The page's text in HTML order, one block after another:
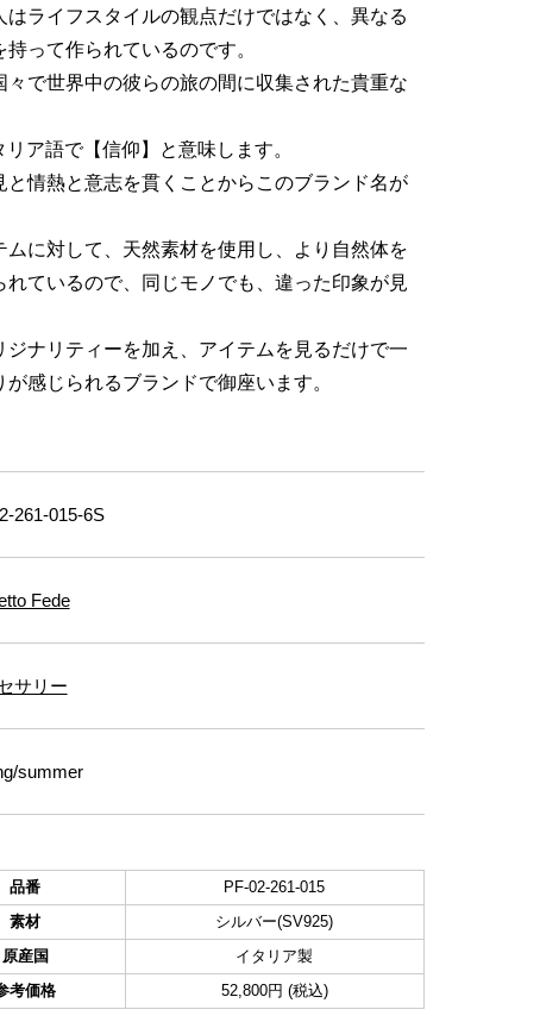
ライフスタイルの観点だけではなく、異なる
って作られているのです。
々で世界中の彼らの旅の間に収集された貴重な
ア語で【信仰】と意味します。
と情熱と意志を貫くことからこのブランド名が
ムに対して、天然素材を使用し、より自然体を
れているので、同じモノでも、違った印象が見
ジナリティーを加え、アイテムを見るだけで一
感じられるブランドで御座います。
261-015-6S
Fede
サリー
summer
品番
PF-02-261-015
素材
シルバー(SV925)
原産国
イタリア製
考価格
52,800円 (税込)